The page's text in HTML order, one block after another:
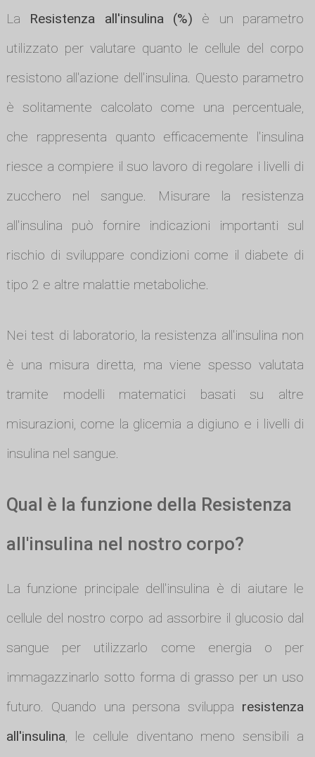
La Resistenza all'insulina (%) è un parametro
utilizzato per valutare quanto le cellule del corpo
resistono all'azione dell'insulina. Questo parametro
è solitamente calcolato come una percentuale,
che rappresenta quanto efficacemente l'insulina
riesce a compiere il suo lavoro di regolare i livelli di
zucchero nel sangue. Misurare la resistenza
all'insulina può fornire indicazioni importanti sul
rischio di sviluppare condizioni come il diabete di
tipo 2 e altre malattie metaboliche.
Nei test di laboratorio, la resistenza all'insulina non
è una misura diretta, ma viene spesso valutata
tramite modelli matematici basati su altre
misurazioni, come la glicemia a digiuno e i livelli di
insulina nel sangue.
Qual è la funzione della Resistenza
all'insulina nel nostro corpo?
La funzione principale dell'insulina è di aiutare le
cellule del nostro corpo ad assorbire il glucosio dal
sangue per utilizzarlo come energia o per
immagazzinarlo sotto forma di grasso per un uso
futuro. Quando una persona sviluppa resistenza
all'insulina, le cellule diventano meno sensibili a